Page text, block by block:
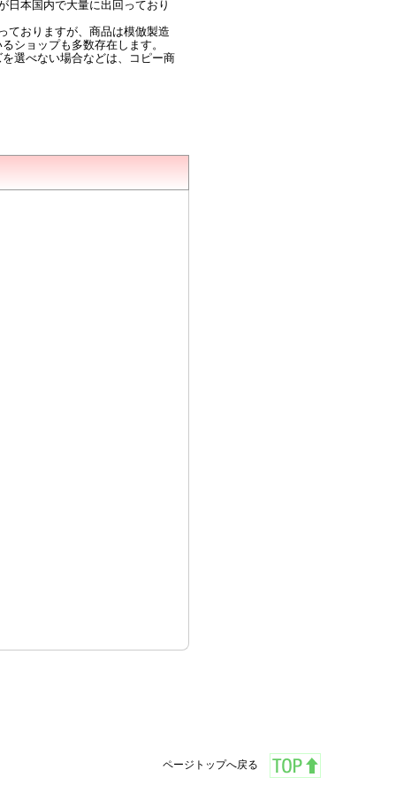
日本国内で大量に出回っており
ておりますが、商品は模倣製造
ショップも多数存在します。
選べない場合などは、コピー商
ページトップへ戻る